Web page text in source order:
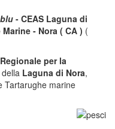
- CEAS Laguna di
- Nora ( CA ) (
per la
della Laguna di Nora,
Tartarughe marine